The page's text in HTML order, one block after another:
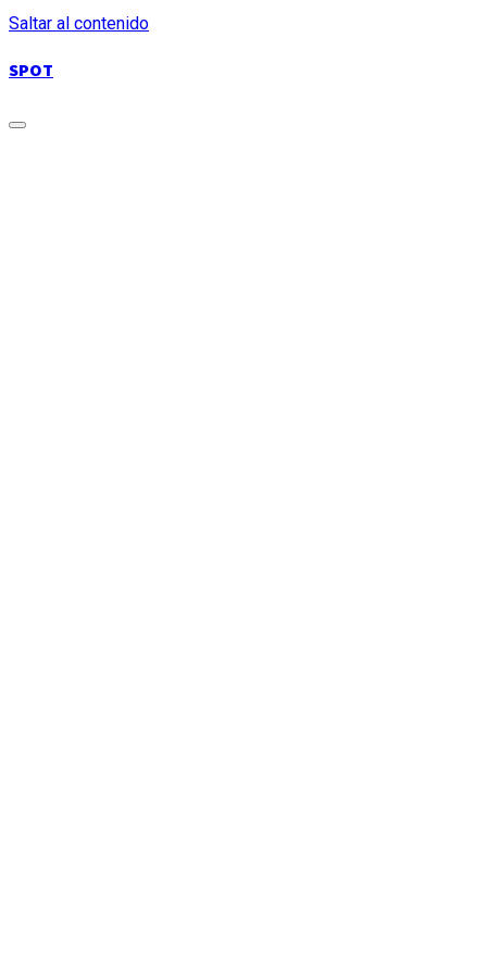
Saltar al contenido
SPOT